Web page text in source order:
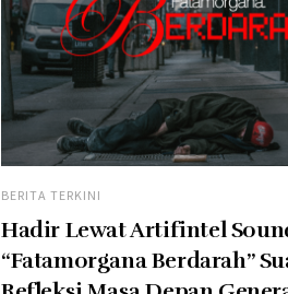
BERITA TERKINI
Hadir Lewat Artifintel
“Fatamorgana Berdarah”